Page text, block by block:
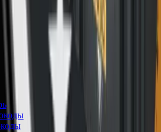
что вам исполнилось
играми?